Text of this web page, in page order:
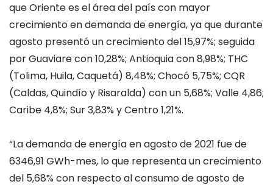
que Oriente es el área del país con mayor
crecimiento en demanda de energía, ya que durante
agosto presentó un crecimiento del 15,97%; seguida
por Guaviare con 10,28%; Antioquia con 8,98%; THC
(Tolima, Huila, Caquetá) 8,48%; Chocó 5,75%; CQR
(Caldas, Quindío y Risaralda) con un 5,68%; Valle 4,86;
Caribe 4,8%; Sur 3,83% y Centro 1,21%.
“La demanda de energía en agosto de 2021 fue de
6346,91 GWh-mes, lo que representa un crecimiento
del 5,68% con respecto al consumo de agosto de